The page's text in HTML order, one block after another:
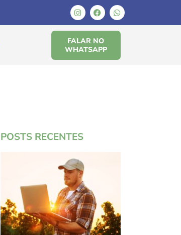
FALAR NO
WHATSAPP
POSTS RECENTES